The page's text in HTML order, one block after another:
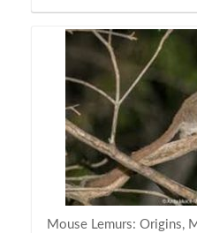
Mouse Lemurs: Origins,